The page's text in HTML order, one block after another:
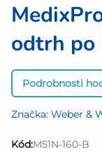
odtrh po
Priemerné
hodnotenie
je
0,0
Podrobnosti
Značka: Weber &
Kód:M51N-160-B